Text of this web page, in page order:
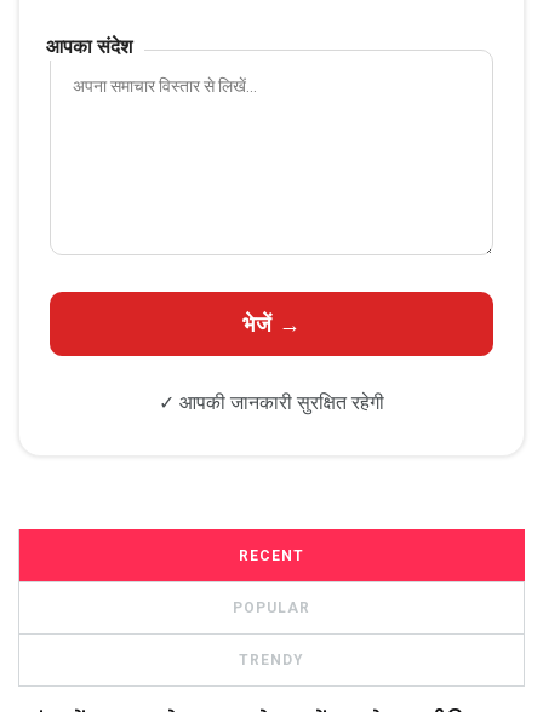
आपका संदेश
✓ आपकी जानकारी सुरक्षित रहेगी
RECENT
POPULAR
TRENDY